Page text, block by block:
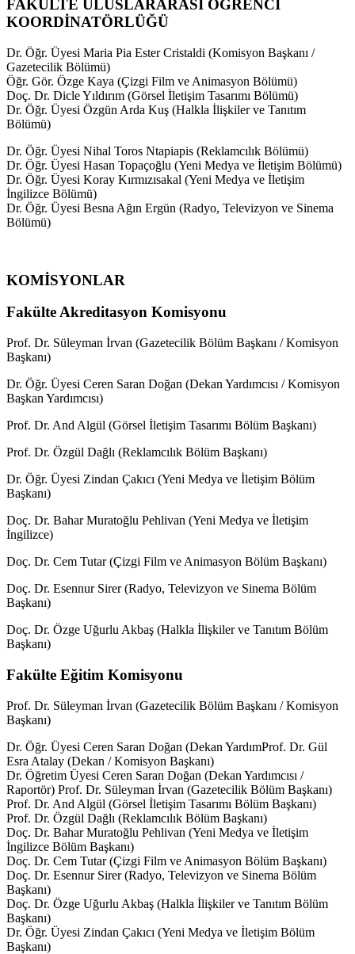
FAKÜLTE ULUSLARARASI ÖĞRENCİ
KOORDİNATÖRLÜĞÜ
Dr. Öğr. Üyesi Maria Pia Ester Cristaldi (Komisyon Başkanı /
Gazetecilik Bölümü)
Öğr. Gör. Özge Kaya (Çizgi Film ve Animasyon Bölümü)
Doç. Dr. Dicle Yıldırım (Görsel İletişim Tasarımı Bölümü)
Dr. Öğr. Üyesi Özgün Arda Kuş (Halkla İlişkiler ve Tanıtım
Bölümü)
Dr. Öğr. Üyesi Nihal Toros Ntapiapis (Reklamcılık Bölümü)
Dr. Öğr. Üyesi Hasan Topaçoğlu (Yeni Medya ve İletişim Bölümü)
Dr. Öğr. Üyesi Koray Kırmızısakal (Yeni Medya ve İletişim
İngilizce Bölümü)
Dr. Öğr. Üyesi Besna Ağın Ergün (Radyo, Televizyon ve Sinema
Bölümü)
KOMİSYONLAR
Fakülte Akreditasyon Komisyonu
Prof. Dr. Süleyman İrvan (Gazetecilik Bölüm Başkanı / Komisyon
Başkanı)
Dr. Öğr. Üyesi Ceren Saran Doğan (Dekan Yardımcısı / Komisyon
Başkan Yardımcısı)
Prof. Dr. And Algül (Görsel İletişim Tasarımı Bölüm Başkanı)
Prof. Dr. Özgül Dağlı (Reklamcılık Bölüm Başkanı)
Dr. Öğr. Üyesi Zindan Çakıcı (Yeni Medya ve İletişim Bölüm
Başkanı)
Doç. Dr. Bahar Muratoğlu Pehlivan (Yeni Medya ve İletişim
İngilizce)
Doç. Dr. Cem Tutar (Çizgi Film ve Animasyon Bölüm Başkanı)
Doç. Dr. Esennur Sirer (Radyo, Televizyon ve Sinema Bölüm
Başkanı)
Doç. Dr. Özge Uğurlu Akbaş (Halkla İlişkiler ve Tanıtım Bölüm
Başkanı)
Fakülte Eğitim Komisyonu
Prof. Dr. Süleyman İrvan (Gazetecilik Bölüm Başkanı / Komisyon
Başkanı)
Dr. Öğr. Üyesi Ceren Saran Doğan (Dekan YardımProf. Dr. Gül
Esra Atalay (Dekan / Komisyon Başkanı)
Dr. Öğretim Üyesi Ceren Saran Doğan (Dekan Yardımcısı /
Raportör) Prof. Dr. Süleyman İrvan (Gazetecilik Bölüm Başkanı)
Prof. Dr. And Algül (Görsel İletişim Tasarımı Bölüm Başkanı)
Prof. Dr. Özgül Dağlı (Reklamcılık Bölüm Başkanı)
Doç. Dr. Bahar Muratoğlu Pehlivan (Yeni Medya ve İletişim
İngilizce Bölüm Başkanı)
Doç. Dr. Cem Tutar (Çizgi Film ve Animasyon Bölüm Başkanı)
Doç. Dr. Esennur Sirer (Radyo, Televizyon ve Sinema Bölüm
Başkanı)
Doç. Dr. Özge Uğurlu Akbaş (Halkla İlişkiler ve Tanıtım Bölüm
Başkanı)
Dr. Öğr. Üyesi Zindan Çakıcı (Yeni Medya ve İletişim Bölüm
Başkanı)